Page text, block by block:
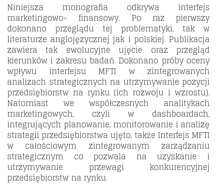
Niniejsza monografia odkrywa interfejs
marketingowo- finansowy. Po raz pierwszy
dokonano przeglądu tej problematyki, tak w
literaturze anglojęzycznej jak i polskiej. Publikacja
zawiera tak ewolucyjne ujęcie oraz przegląd
kierunków i zakresu badań. Dokonano próby oceny
wpływu interfejsu MFTI w zintegrowanych
analizach strategicznych na utrzymywanie pozycji
przedsiębiorstw na rynku (ich rozwoju i wzrostu).
Natomiast we współczesnych analitykach
marketingowych, czyli w dashboardach,
integrujących planowanie, monitorowanie i analizę
strategii przedsiębiorstwa ujęto, także Interfejs MFTI
w całościowym zintegrowanym zarządzaniu
strategicznym co pozwala na uzyskanie i
utrzymywanie przewagi konkurencyjnej
przedsiębiorstw na rynku.